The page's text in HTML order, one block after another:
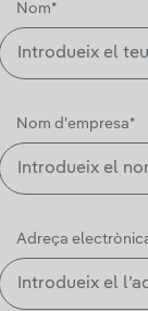
Nom*
Nom d'empresa*
Adreça